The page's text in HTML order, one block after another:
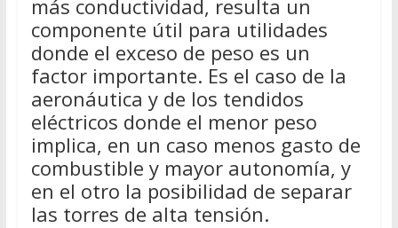
más conductividad, resulta un
componente útil para utilidades
donde el exceso de peso es un
factor importante. Es el caso de la
aeronáutica y de los tendidos
eléctricos donde el menor peso
implica, en un caso menos gasto de
combustible y mayor autonomía, y
en el otro la posibilidad de separar
las torres de alta tensión.